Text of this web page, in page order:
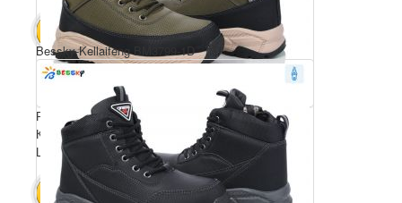
В КОШИК 6000 грн.
Розмірний ряд: 36-41
Комплектація ящика: 8
Ціна за пару: 750 грн.
В КОШИК 6000 грн.
Bessky-Kellaifeng BM3799-1D